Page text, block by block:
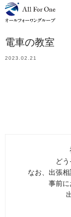
電車の教室
2023.02.21
ど
なお、出張相
事前に